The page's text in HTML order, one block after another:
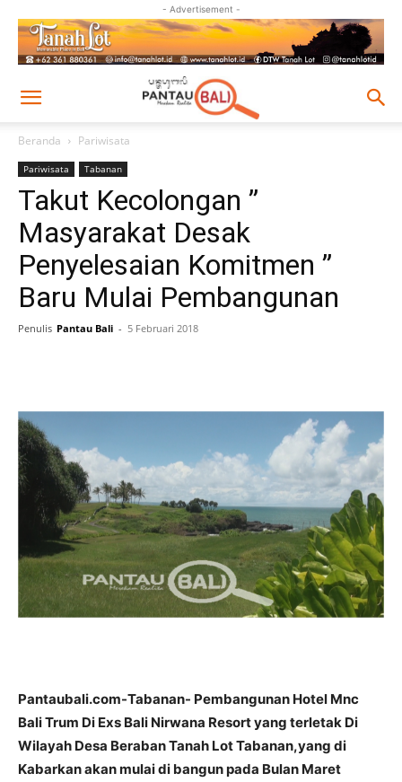
- Advertisement -
Beranda Pariwisata
Pariwisata Tabanan
Takut Kecolongan ”
Masyarakat Desak
Penyelesaian Komitmen ”
Baru Mulai Pembangunan
Penulis Pantau Bali - 5 Februari 2018
Pantaubali.com-Tabanan- Pembangunan Hotel Mnc
Bali Trum Di Exs Bali Nirwana Resort yang terletak Di
Wilayah Desa Beraban Tanah Lot Tabanan,yang di
Kabarkan akan mulai di bangun pada Bulan Maret